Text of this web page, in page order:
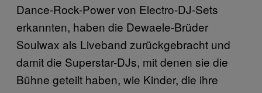
Dance-Rock-Power von Electro-DJ-Sets
erkannten, haben die Dewaele-Brüder
Soulwax als Liveband zurückgebracht und
damit die Superstar-DJs, mit denen sie die
Bühne geteilt haben, wie Kinder, die ihre